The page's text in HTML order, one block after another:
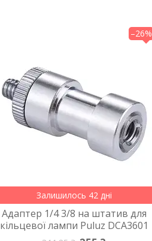
–26%
Залишилось 42 дні
Адаптер 1/4 3/8 на штатив для
кільцевої лампи Puluz DCA3601